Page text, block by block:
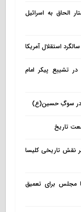
الحاق به اسرائیل
استقلال آمریکا
تشییع پیکر امام
در سوگِ حسین(ع)
تاریخ
نقش تاریخی کلیسا
مجلس برای تعمیق